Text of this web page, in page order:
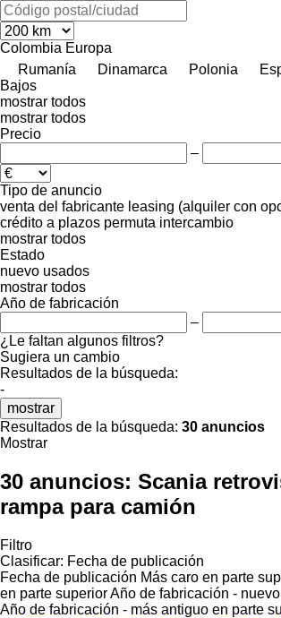
Colombia Europa
Rumanía
Dinamarca Polonia
Bajos
mostrar todos
mostrar todos
Precio
–
Tipo de anuncio
venta del fabricante leasing (alquiler con
crédito a plazos permuta intercambio
mostrar todos
Estado
nuevo usados
mostrar todos
Año de fabricación
–
¿Le faltan algunos filtros?
Sugiera un cambio
Resultados de la búsqueda:
-
mostrar
Resultados de la búsqueda: 30 anuncios
Mostrar
30 anuncios: Scania
rampa para camión
Filtro
Clasificar: Fecha de publicación
Fecha de publicación Más caro en parte
en parte superiorAño de fabricación -
Año de fabricación - más antiguo en parte